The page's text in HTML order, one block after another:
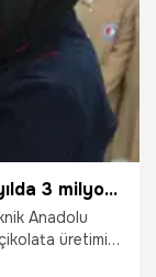
Okul değil fabrika! Gaziantep'te 1 yılda 3 milyon TL ciro yaptı
Anadolu
üretimi